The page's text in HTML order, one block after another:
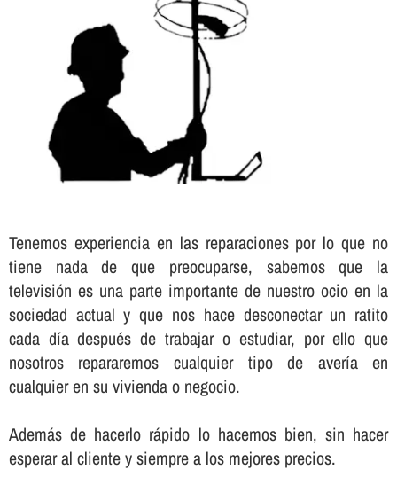
Tenemos experiencia en las reparaciones por lo que no
tiene nada de que preocuparse, sabemos que la
televisión es una parte importante de nuestro ocio en la
sociedad actual y que nos hace desconectar un ratito
cada dí­a después de trabajar o estudiar, por ello que
nosotros repararemos cualquier tipo de averí­a en
cualquier en su vivienda o negocio.
Además de hacerlo rápido lo hacemos bien, sin hacer
esperar al cliente y siempre a los mejores precios.